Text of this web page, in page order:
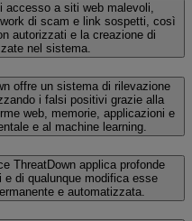
accesso a siti web malevoli,
di scam e link sospetti, così
autorizzati e la creazione di
nel sistema.
offre un sistema di rilevazione
i falsi positivi grazie alla
web, memorie, applicazioni e
e al machine learning.
ThreatDown applica profonde
di qualunque modifica esse
e automatizzata.